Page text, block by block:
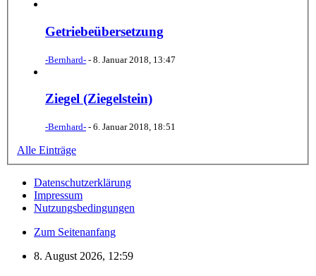
Getriebeübersetzung
-Bernhard- - 8. Januar 2018, 13:47
Ziegel (Ziegelstein)
-Bernhard- - 6. Januar 2018, 18:51
Alle Einträge
Datenschutzerklärung
Impressum
Nutzungsbedingungen
Zum Seitenanfang
8. August 2026, 12:59